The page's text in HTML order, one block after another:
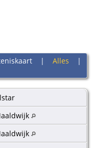
| Alles |